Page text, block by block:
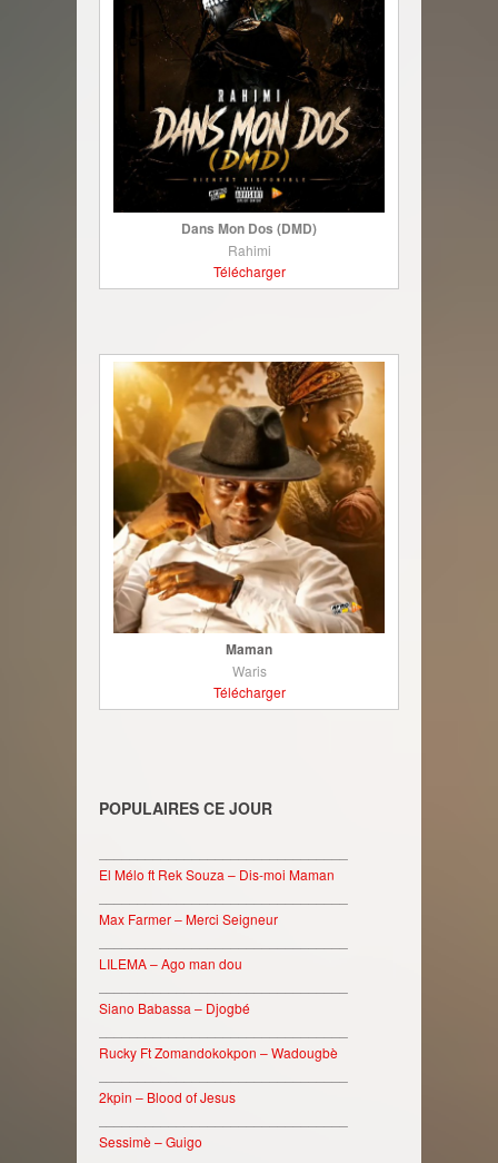
Dans Mon Dos (DMD)
Rahimi
Télécharger
Maman
Waris
Télécharger
POPULAIRES CE JOUR
El Mélo ft Rek Souza – Dis-moi Maman
Max Farmer – Merci Seigneur
LILEMA – Ago man dou
Siano Babassa – Djogbé
Rucky Ft Zomandokokpon – Wadougbè
2kpin – Blood of Jesus
Sessimè – Guigo